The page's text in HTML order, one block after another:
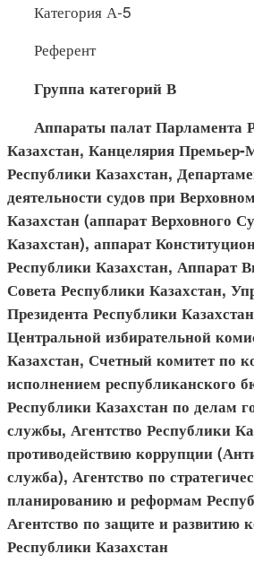
Категория А-5
Референт
Группа категорий В
Аппараты палат Парламента
Казахстан, Канцелярия Премьер-
Республики Казахстан,
деятельности судов при
Казахстан (аппарат Верховного
Казахстан), аппарат
Республики Казахстан, Аппарат
Совета Республики Казахстан,
Президента Республики
Центральной избирательной
Казахстан, Счетный комитет по
исполнением республиканского
Республики Казахстан по делам
службы, Агентство Республики
противодействию коррупции
служба), Агентство по
планированию и реформам
Агентство по защите и развитию
Республики Казахстан